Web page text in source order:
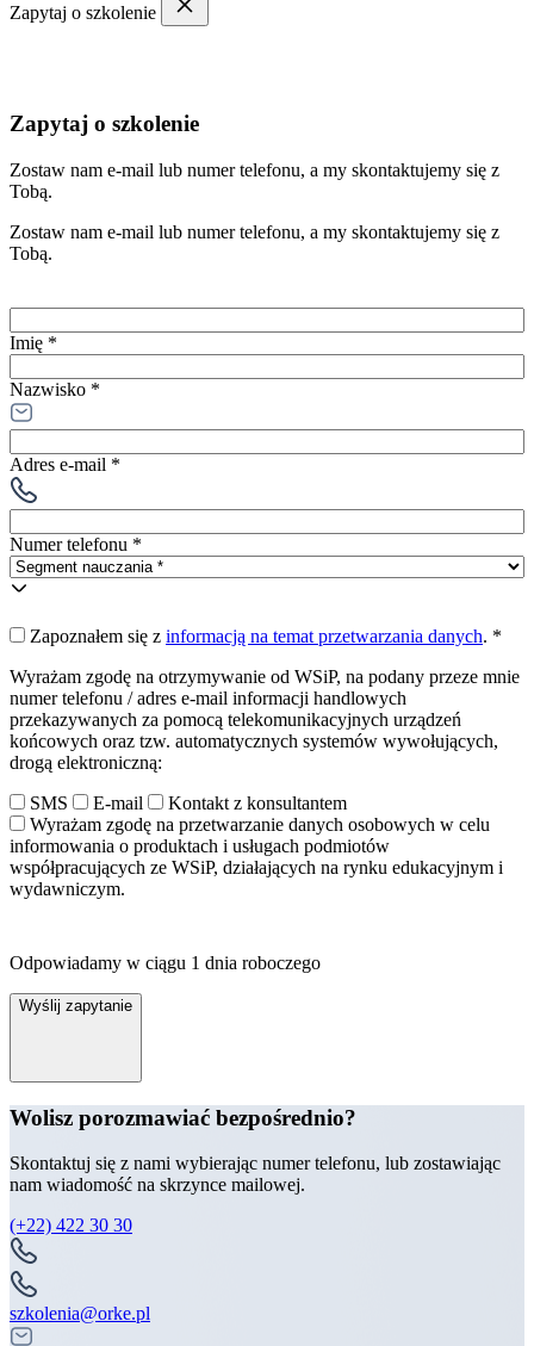
Zapytaj o szkolenie
Zapytaj o szkolenie
Zostaw nam e-mail lub numer telefonu, a my skontaktujemy się z
Tobą.
Zostaw nam e-mail lub numer telefonu, a my skontaktujemy się z
Tobą.
Imię *
Nazwisko *
Adres e-mail *
Numer telefonu *
Zapoznałem się z informacją na temat przetwarzania danych. *
Wyrażam zgodę na otrzymywanie od WSiP, na podany przeze mnie
numer telefonu / adres e-mail informacji handlowych
przekazywanych za pomocą telekomunikacyjnych urządzeń
końcowych oraz tzw. automatycznych systemów wywołujących,
drogą elektroniczną:
SMS
E-mail
Kontakt z konsultantem
Wyrażam zgodę na przetwarzanie danych osobowych w celu
informowania o produktach i usługach podmiotów
współpracujących ze WSiP, działających na rynku edukacyjnym i
wydawniczym.
Odpowiadamy w ciągu 1 dnia roboczego
Wyślij zapytanie
Wolisz porozmawiać bezpośrednio?
Skontaktuj się z nami wybierając numer telefonu, lub zostawiając
nam wiadomość na skrzynce mailowej.
(+22) 422 30 30
szkolenia@orke.pl